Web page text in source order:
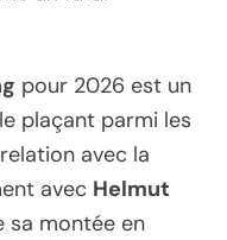
pour 2026 est un
plaçant parmi les
avec la
avec Helmut
sa montée en